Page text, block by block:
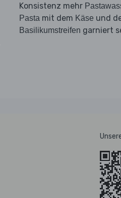
Konsistenz mehr
Pasta mit dem Käse und
Basilikumstreifen garniert